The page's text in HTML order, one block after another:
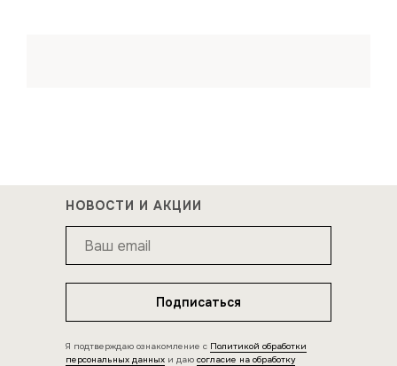
Подписаться
Я подтверждаю ознакомление с Политикой обработки
персональных данных и даю согласие на обработку
НОВОСТИ И АКЦИИ